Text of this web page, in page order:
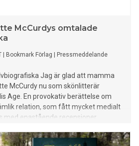
McCurdys omtalade
Bookmark Förlag Pressmeddelande
Jag är glad att mamma
McCurdy nu som skönlitterär
Age. En provokativ berättelse om
relation, som fått mycket medialt
enastående recensioner.